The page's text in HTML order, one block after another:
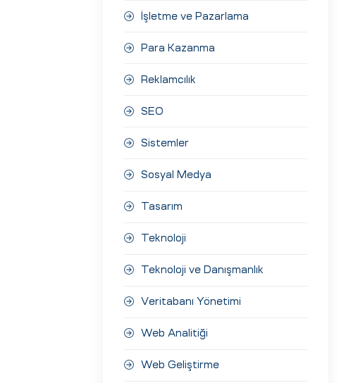
İşletme ve Pazarlama
Para Kazanma
Reklamcılık
SEO
Sistemler
Sosyal Medya
Tasarım
Teknoloji
Teknoloji ve Danışmanlık
Veritabanı Yönetimi
Web Analitiği
Web Geliştirme